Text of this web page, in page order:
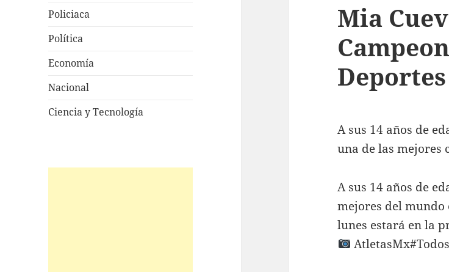
Policiaca
Política
Economía
Nacional
Ciencia y Tecnología
Mia
A sus 14 años de
una de las mejores
A sus 14 años de
mejores del mundo
lunes estará en la